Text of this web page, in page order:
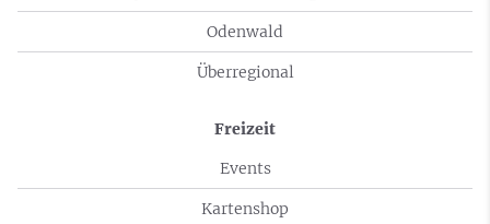
Odenwald
Überregional
Freizeit
Events
Kartenshop